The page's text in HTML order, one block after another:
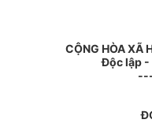
CỘNG HÒA XÃ
Độc lập -